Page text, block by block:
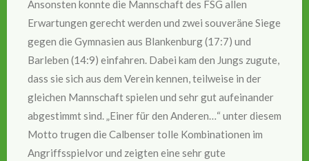
Ansonsten konnte die Mannschaft des FSG allen
Erwartungen gerecht werden und zwei souveräne Siege
gegen die Gymnasien aus Blankenburg (17:7) und
Barleben (14:9) einfahren. Dabei kam den Jungs zugute,
dass sie sich aus dem Verein kennen, teilweise in der
gleichen Mannschaft spielen und sehr gut aufeinander
abgestimmt sind. „Einer für den Anderen…“ unter diesem
Motto trugen die Calbenser tolle Kombinationen im
Angriffsspielvor und zeigten eine sehr gute